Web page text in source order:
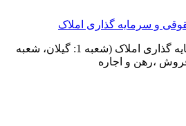
کاسپی لند برند معتبر سرمایه گذاری املاک (شعبه 1: گیلان، شعبه